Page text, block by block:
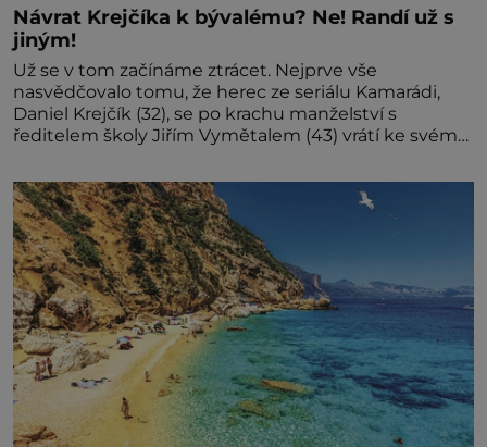
Návrat Krejčíka k bývalému? Ne! Randí už s
jiným!
Už se v tom začínáme ztrácet. Nejprve vše
nasvědčovalo tomu, že herec ze seriálu Kamarádi,
Daniel Krejčík (32), se po krachu manželství s
ředitelem školy Jiřím Vymětalem (43) vrátí ke svému